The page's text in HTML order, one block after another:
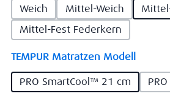
Weich
Mittel-Weich
Mittel-Fest Federkern
TEMPUR Matratzen Modell
PRO SmartCool™ 21 cm